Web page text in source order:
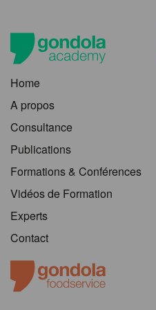
Home
A propos
Consultance
Publications
Formations & Conférences
Vidéos de Formation
Experts
Contact